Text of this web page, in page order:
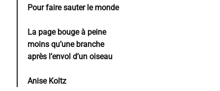
Pour faire sauter le monde
La page bouge à peine
moins qu’une branche
après l’envol d’un oiseau
Anise Koltz